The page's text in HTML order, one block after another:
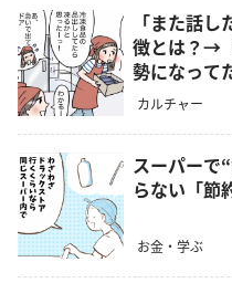
「また話
徴とは？→
勢になって
カルチャー
スーパーで
らない「節
お金・学ぶ